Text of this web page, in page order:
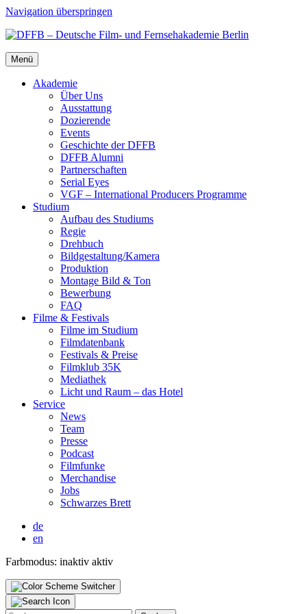
Navigation überspringen
Menü
Aka­de­mie
Über Uns
Aus­stat­tung
Dozie­ren­de
Events
Geschich­te der DFFB
DFFB Alum­ni
Part­ner­schaf­ten
Seri­al Eyes
VGF – Inter­na­tio­nal Pro­du­cers Pro­gram­me
Stu­di­um
Auf­bau des Stu­di­ums
Regie
Dreh­buch
Bildgestaltung/​​Kamera
Pro­duk­ti­on
Mon­ta­ge Bild & Ton
Bewer­bung
FAQ
Fil­me & Fes­ti­vals
Fil­me im Stu­di­um
Film­da­ten­bank
Fes­ti­vals & Prei­se
Film­klub 35K
Media­thek
Licht und Raum – das Hotel
Ser­vice
News
Team
Pres­se
Pod­cast
Film­fun­ke
Mer­chan­di­se
Jobs
Schwar­zes Brett
de
en
Farbmodus: inaktiv aktiv